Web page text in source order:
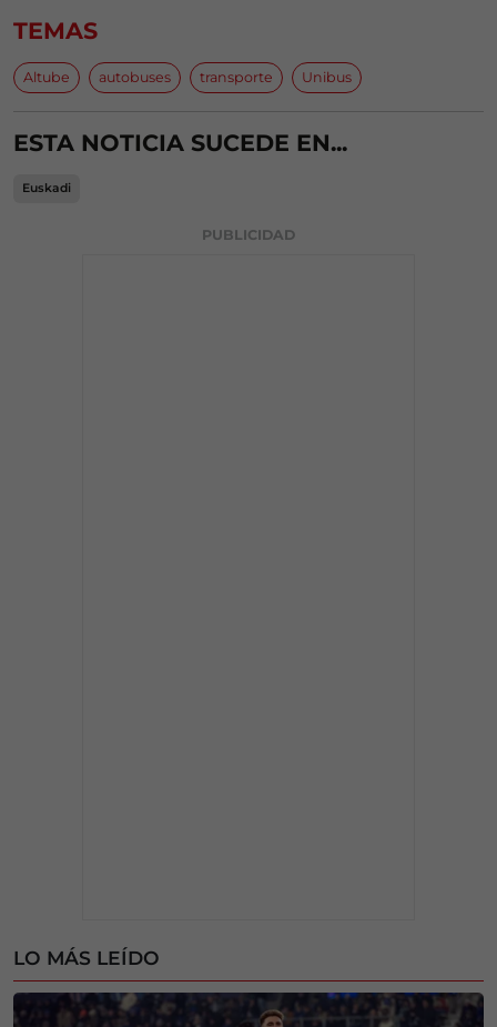
TEMAS
Altube autobuses transporte Unibus
ESTA NOTICIA SUCEDE EN...
Euskadi
PUBLICIDAD
LO MÁS LEÍDO